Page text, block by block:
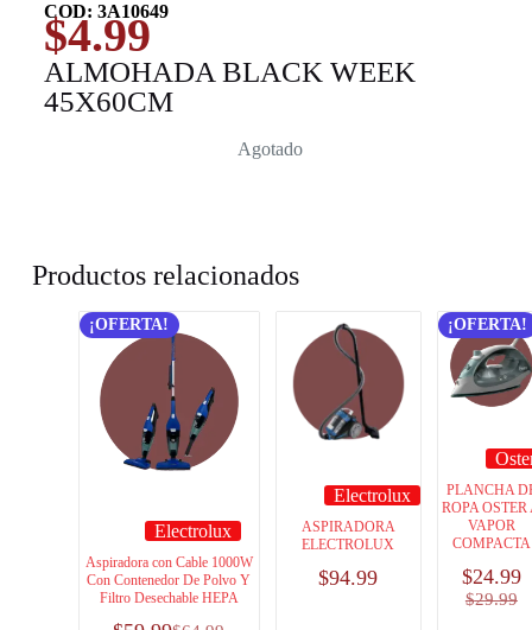
COD: 3A10649
$4.99
ALMOHADA BLACK WEEK
45X60CM
Agotado
Productos relacionados
¡OFERTA!
Electrolux
Aspiradora con Cable 1000W
Con Contenedor De Polvo Y
Filtro Desechable HEPA
Electrolux
ASPIRADORA
ELECTROLUX
$94.99
¡OFERTA!
PLANCHA
ROPA OSTER
VAPOR
COMPACTA
$29.99
$24.99